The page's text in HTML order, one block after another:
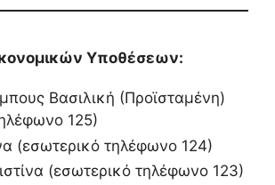
Υποθέσεων:
Βασιλική (Προϊσταμένη)
125)
(εσωτερικό τηλέφωνο 124)
(εσωτερικό τηλέφωνο 123)